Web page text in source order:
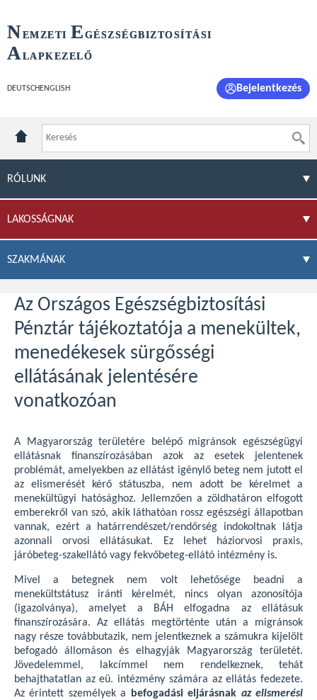
NEMZETI E GÉSZSÉGBIZTOSÍTÁSI
ALAPKEZELŐ
DEUTSCH ENGLISH Bejelentkezés
RÓLUNK
LAKOSSÁGNAK
SZAKMÁNAK
Az Országos Egészségbiztosítási
Pénztár tájékoztatója a menekültek,
menedékesek sürgősségi
ellátásának jelentésére
vonatkozóan
A Magyarország területére belépő migránsok egészségügyi
ellátásnak finanszírozásában azok az esetek jelentenek
problémát, amelyekben az ellátást igénylő beteg nem jutott el
az elismerését kérő státuszba, nem adott be kérelmet a
menekültügyi hatósághoz. Jellemzően a zöldhatáron elfogott
emberekről van szó, akik láthatóan rossz egészségi állapotban
vannak, ezért a határrendészet/rendőrség indokoltnak látja
azonnali orvosi ellátásukat. Ez lehet háziorvosi praxis,
járóbeteg-szakellátó vagy fekvőbeteg-ellátó intézmény is.
Mivel a betegnek nem volt lehetősége beadni a
menekültstátusz iránti kérelmét, nincs olyan azonosítója
(igazolványa), amelyet a BÁH elfogadna az ellátásuk
finanszírozására. Az ellátás megtörténte után a migránsok
nagy része továbbutazik, nem jelentkeznek a számukra kijelölt
befogadó állomáson és elhagyják Magyarország területét.
Jövedelemmel, lakcímmel nem rendelkeznek, tehát
behajthatatlan az eü. intézmény számára az ellátás fedezete.
Az érintett személyek a
befogadási eljárásnak az elismerési